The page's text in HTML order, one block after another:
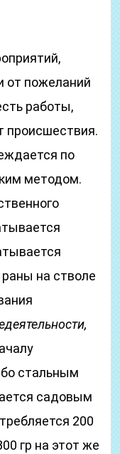
от пожеланий
работы,
происшествия.
по
методом.
на стволе
стальным
садовым
200
гр на этот же